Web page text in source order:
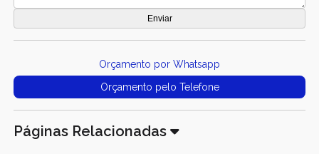
Orçamento por Whatsapp
Orçamento pelo Telefone
Páginas Relacionadas